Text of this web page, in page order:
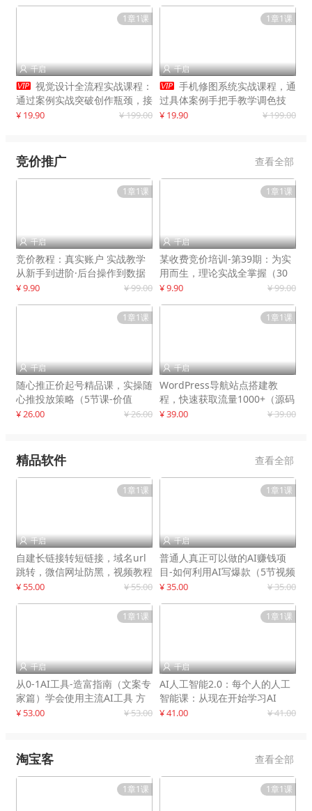
1章1课
 千启
 视觉设计全流程实战课程：
通过案例实战突破创作瓶颈，接
单月入20000+
¥ 19.90 ¥ 199.00
1章1课
 千启
 手机修图系统实战课程，通
过具体案例手把手教学调色技
巧，实现副业变现
¥ 19.90 ¥ 199.00
竞价推广 查看全部
1章1课
 千启
竞价教程：真实账户 实战教学
从新手到进阶·后台操作到数据
优化
¥ 9.90 ¥ 99.00
1章1课
 千启
某收费竞价培训-第39期：为实
用而生，理论实战全掌握（30
节课）
¥ 9.90 ¥ 99.00
1章1课
 千启
随心推正价起号精品课，实操随
心推投放策略（5节课-价值
298）
¥ 26.00 ¥ 26.00
1章1课
 千启
WordPress导航站点搭建教
程，快速获取流量1000+（源码
+教程）
¥ 39.00 ¥ 39.00
精品软件 查看全部
1章1课
 千启
自建长链接转短链接，域名url
跳转，微信网址防黑，视频教程
手把手教你
¥ 55.00 ¥ 55.00
1章1课
 千启
普通人真正可以做的AI赚钱项
目-如何利用AI写爆款（5节视频
课）
¥ 35.00 ¥ 35.00
1章1课
 千启
从0-1AI工具-造富指南（文案专
家篇）学会使用主流AI工具 方
法和心法的融合
¥ 53.00 ¥ 53.00
1章1课
 千启
AI人工智能2.0：每个人的人工
智能课：从现在开始学习AI
¥ 41.00 ¥ 41.00
淘宝客 查看全部
1章1课 1章1课